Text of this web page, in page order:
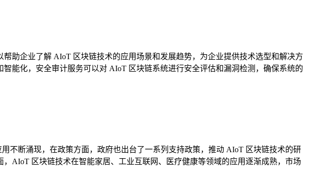
助企业了解 AIoT 区块链技术的应用场景和发展趋势，为企业提供技术选型和解决方
能化，安全审计服务可以对 AIoT 区块链系统进行安全评估和漏洞检测，确保系统的
不断涌现，在政策方面，政府也出台了一系列支持政策，推动 AIoT 区块链技术的研
AIoT 区块链技术在智能家居、工业互联网、医疗健康等领域的应用逐渐成熟，市场